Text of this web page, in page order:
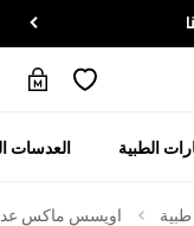
الطبية العدسات
اويسس ماكس عدسات